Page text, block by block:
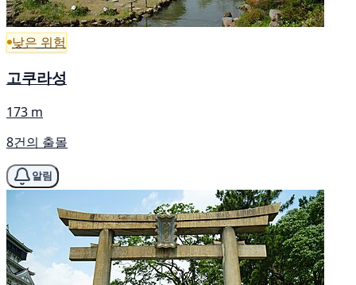
낮은 위험
고쿠라성
173 m
8건의 출몰
알림